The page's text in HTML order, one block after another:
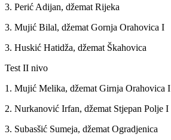
3. Perić Adijan, džemat Rijeka
3. Mujić Bilal, džemat Gornja Orahovica I
3. Huskić Hatidža, džemat Škahovica
Test II nivo
1. Mujić Melika, džemat Girnja Orahovica I
2. Nurkanović Irfan, džemat Stjepan Polje I
3. Subasšić Sumeja, džemat Ogradjenica